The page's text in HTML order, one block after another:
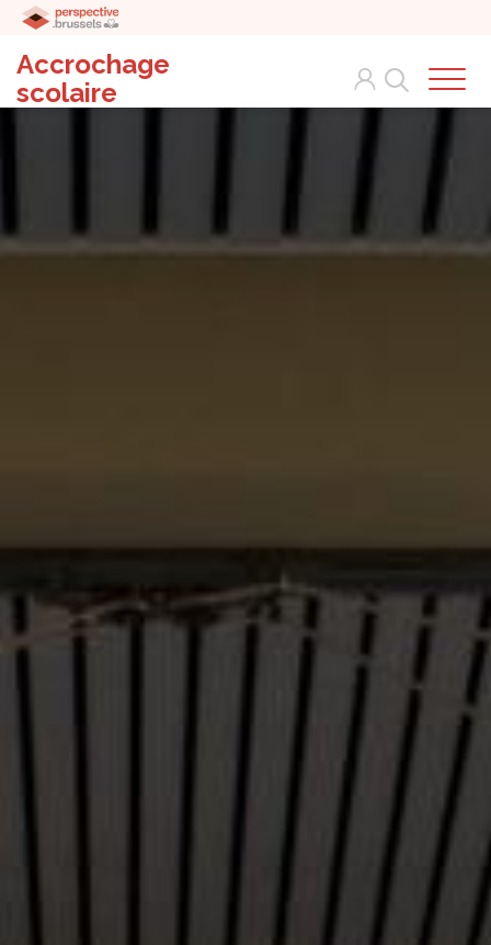
Accrochage
scolaire
Search